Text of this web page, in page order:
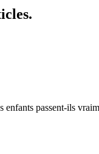
enfants passent-ils